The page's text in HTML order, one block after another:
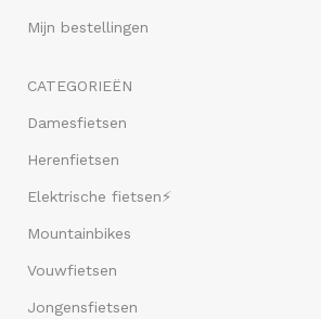
Mijn bestellingen
CATEGORIEËN
Damesfietsen
Herenfietsen
Elektrische fietsen⚡
Mountainbikes
Vouwfietsen
Jongensfietsen